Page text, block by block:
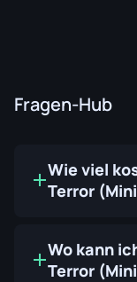
Fragen-Hub
Wie viel
Terror
Wo kann
Terror